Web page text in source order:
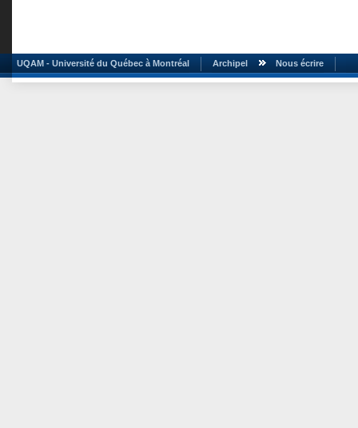
UQAM - Université du Québec à Montréal Archipel Nous écrire